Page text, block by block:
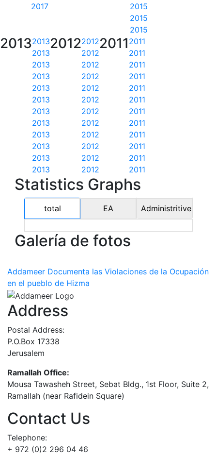
2017
2015
2015
2015
20132013
2013
2013
2013
2013
2013
2013
2013
2013
2013
2013
2013
20122012
2012
2012
2012
2012
2012
2012
2012
2012
2012
2012
2012
2011 2011
2011
2011
2011
2011
2011
2011
2011
2011
2011
2011
2011
Statistics Graphs
total EA Administritive
Galería de fotos
Addameer Documenta las Violaciones de la Ocupación
en el pueblo de Hizma
Address
Postal Address:
P.O.Box 17338
Jerusalem
Ramallah Office:
Mousa Tawasheh Street, Sebat Bldg., 1st Floor, Suite 2,
Ramallah (near Rafidein Square)
Contact Us
Telephone:
+ 972 (0)2 296 04 46